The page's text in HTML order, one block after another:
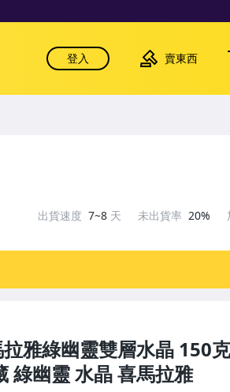
登入 賣東西
雅綠幽靈雙層水晶 150
綠幽靈 水晶 喜馬拉雅
出貨速度 7~8 天 未出貨率 20%